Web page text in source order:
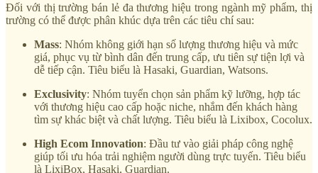
Đối với thị trường bán lẻ đa thương hiệu trong ngành mỹ phẩm, thị
trường có thể được phân khúc dựa trên các tiêu chí sau:
Mass: Nhóm không giới hạn số lượng thương hiệu và mức
giá, phục vụ từ bình dân đến trung cấp, ưu tiên sự tiện lợi và
dễ tiếp cận. Tiêu biểu là Hasaki, Guardian, Watsons.
Exclusivity: Nhóm tuyển chọn sản phẩm kỹ lưỡng, hợp tác
với thương hiệu cao cấp hoặc niche, nhắm đến khách hàng
tìm sự khác biệt và chất lượng. Tiêu biểu là Lixibox, Cocolux.
High Ecom Innovation: Đầu tư vào giải pháp công nghệ
giúp tối ưu hóa trải nghiệm người dùng trực tuyến. Tiêu biểu
là LixiBox, Hasaki, Guardian.